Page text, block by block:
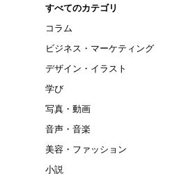
すべてのカテゴリ
コラム
ビジネス・マーケティング
デザイン・イラスト
学び
写真・動画
音声・音楽
美容・ファッション
小説